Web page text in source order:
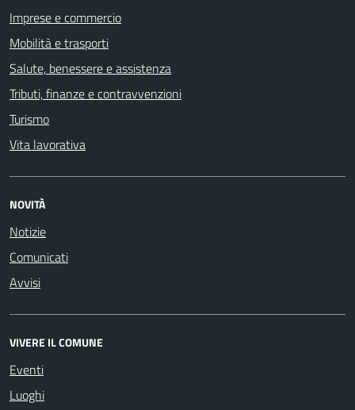
Imprese e commercio
Mobilità e trasporti
Salute, benessere e assistenza
Tributi, finanze e contravvenzioni
Turismo
Vita lavorativa
NOVITÀ
Notizie
Comunicati
Avvisi
VIVERE IL COMUNE
Eventi
Luoghi